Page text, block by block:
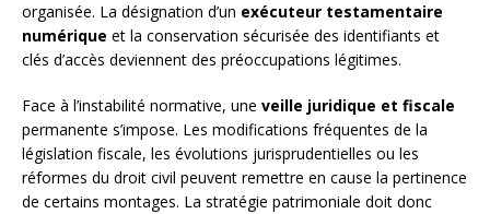
organisée. La désignation d’un exécuteur testamentaire
numérique et la conservation sécurisée des identifiants et
clés d’accès deviennent des préoccupations légitimes.
Face à l’instabilité normative, une veille juridique et fiscale
permanente s’impose. Les modifications fréquentes de la
législation fiscale, les évolutions jurisprudentielles ou les
réformes du droit civil peuvent remettre en cause la pertinence
de certains montages. La stratégie patrimoniale doit donc